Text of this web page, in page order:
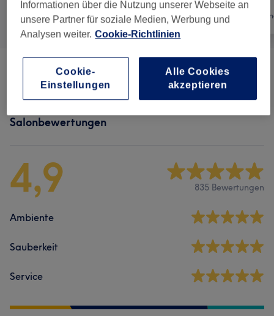
Alle Nägel
Maniküre & Pediküre ab 26,10 €
Salonbewertungen
4,9 835 Bewertungen
Ambiente
Sauberkeit
Service
Informationen über die Nutzung unserer Webseite an
unsere Partner für soziale Medien, Werbung und
Analysen weiter. Cookie-Richtlinien
Cookie-
Einstellungen
Alle Cookies
akzeptieren